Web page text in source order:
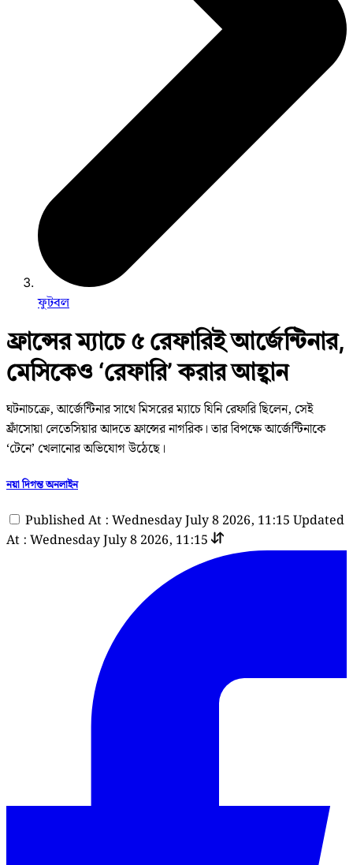
ফুটবল
ফ্রান্সের ম্যাচে ৫ রেফারিই আর্জেন্টিনার,
মেসিকেও ‘রেফারি’ করার আহ্বান
ঘটনাচক্রে, আর্জেন্টিনার সাথে মিসরের ম্যাচে যিনি রেফারি ছিলেন, সেই
ফ্রাঁসোয়া লেতেসিয়ার আদতে ফ্রান্সের নাগরিক। তার বিপক্ষে আর্জেন্টিনাকে
‘টেনে’ খেলানোর অভিযোগ উঠেছে।
নয়া দিগন্ত অনলাইন
Published At : Wednesday July 8 2026, 11:15 Updated
At : Wednesday July 8 2026, 11:15